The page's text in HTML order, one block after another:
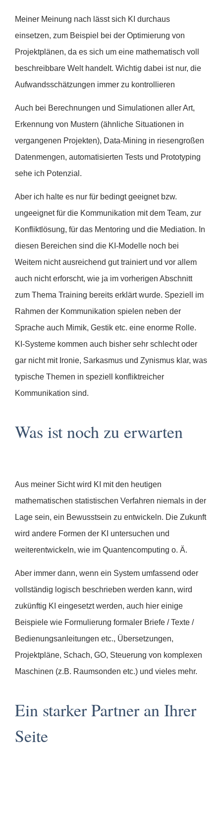
Meiner Meinung nach lässt sich KI durchaus
einsetzen, zum Beispiel bei der Optimierung von
Projektplänen, da es sich um eine mathematisch voll
beschreibbare Welt handelt. Wichtig dabei ist nur, die
Aufwandsschätzungen immer zu kontrollieren
Auch bei Berechnungen und Simulationen aller Art,
Erkennung von Mustern (ähnliche Situationen in
vergangenen Projekten), Data-Mining in riesengroßen
Datenmengen, automatisierten Tests und Prototyping
sehe ich Potenzial.
Aber ich halte es nur für bedingt geeignet bzw.
ungeeignet für die Kommunikation mit dem Team, zur
Konfliktlösung, für das Mentoring und die Mediation. In
diesen Bereichen sind die KI-Modelle noch bei
Weitem nicht ausreichend gut trainiert und vor allem
auch nicht erforscht, wie ja im vorherigen Abschnitt
zum Thema Training bereits erklärt wurde. Speziell im
Rahmen der Kommunikation spielen neben der
Sprache auch Mimik, Gestik etc. eine enorme Rolle.
KI-Systeme kommen auch bisher sehr schlecht oder
gar nicht mit Ironie, Sarkasmus und Zynismus klar, was
typische Themen in speziell konfliktreicher
Kommunikation sind.
Was ist noch zu erwarten
Aus meiner Sicht wird KI mit den heutigen
mathematischen statistischen Verfahren niemals in der
Lage sein, ein Bewusstsein zu entwickeln. Die Zukunft
wird andere Formen der KI untersuchen und
weiterentwickeln, wie im Quantencomputing o. Ä.
Aber immer dann, wenn ein System umfassend oder
vollständig logisch beschrieben werden kann, wird
zukünftig KI eingesetzt werden, auch hier einige
Beispiele wie Formulierung formaler Briefe / Texte /
Bedienungsanleitungen etc., Übersetzungen,
Projektpläne, Schach, GO, Steuerung von komplexen
Maschinen (z.B. Raumsonden etc.) und vieles mehr.
Ein starker Partner an Ihrer
Seite